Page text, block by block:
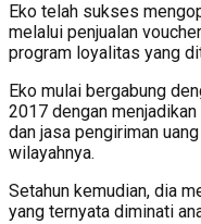
Eko telah sukses
melalui penjualan
program loyalitas yang
Eko mulai bergabung
2017 dengan
dan jasa pengiriman
wilayahnya.
Setahun kemudian, dia
yang ternyata diminati